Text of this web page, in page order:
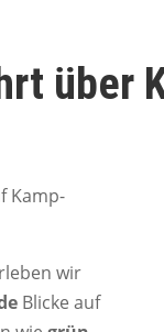
über
Kamp-
wir
Blicke auf